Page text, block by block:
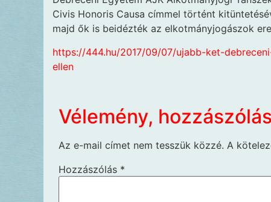
Civis Honoris Causa címmel történt
majd ők is beidézték az elkotmányjogászok
https://444.hu/2017/09/07/ujabb-ket-
ellen
Vélemény,
Az e-mail címet nem tesszük közzé. A
Hozzászólás *